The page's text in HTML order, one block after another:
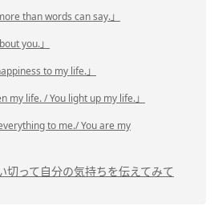
than words can say.」
you.」
to my life.」
my life. / You light up my life.」
to me./ You are my
切って自分の気持ちを伝えてみて